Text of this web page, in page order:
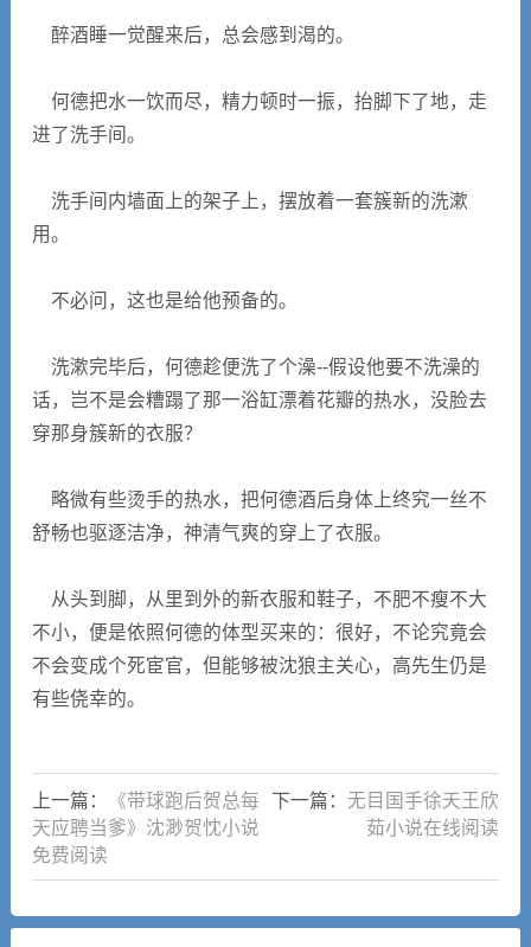
醉酒睡一觉醒来后，总会感到渴的。
何德把水一饮而尽，精力顿时一振，抬脚下了地，走
进了洗手间。
洗手间内墙面上的架子上，摆放着一套簇新的洗漱
用。
不必问，这也是给他预备的。
洗漱完毕后，何德趁便洗了个澡--假设他要不洗澡的
话，岂不是会糟蹋了那一浴缸漂着花瓣的热水，没脸去
穿那身簇新的衣服？
略微有些烫手的热水，把何德酒后身体上终究一丝不
舒畅也驱逐洁净，神清气爽的穿上了衣服。
从头到脚，从里到外的新衣服和鞋子，不肥不瘦不大
不小，便是依照何德的体型买来的：很好，不论究竟会
不会变成个死宦官，但能够被沈狼主关心，高先生仍是
有些侥幸的。
上一篇：
《带球跑后贺总每
天应聘当爹》沈渺贺忱小说
免费阅读
下一篇： 无目国手徐天王欣
茹小说在线阅读